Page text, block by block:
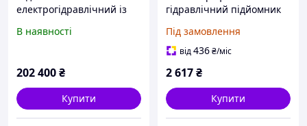
електрогідравлічний із
LAUNCH TLT250AT
В наявності
202 400₴
Купити
гідравлічний підйомник
Під замовлення
від436₴/міс
2 617₴
Купити